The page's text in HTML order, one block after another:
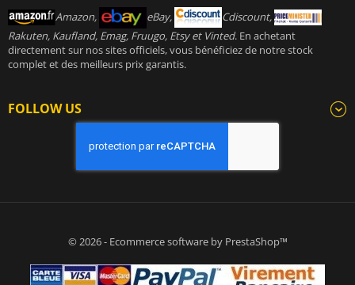
Amazon,
eBay,
Cdiscount,
Rakuten, Kaufland, Emag, Fruugo, Etsy et Vinted. En achetant
directement sur nos sites officiels, vous bénéficiez de notre stock
complet et des meilleurs prix garantis.
FOLLOW US
© 2026 - Ecommerce software by PrestaShop™